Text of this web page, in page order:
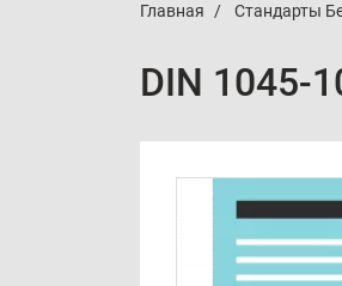
Главная Стандарты
DIN 1045-